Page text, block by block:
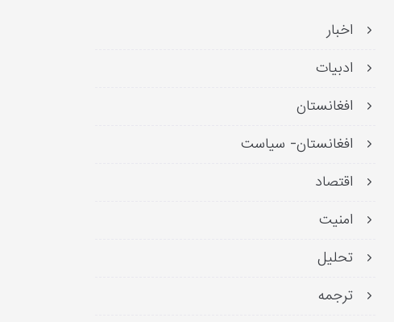
اخبار
ادبیات
افغانستان
افغانستان- سیاست
اقتصاد
امنیت
تحلیل
ترجمه